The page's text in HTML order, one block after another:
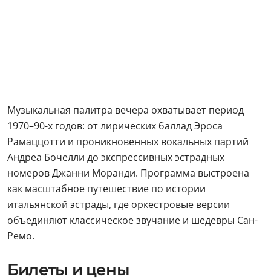
Музыкальная палитра вечера охватывает период
1970–90-х годов: от лирических баллад Эроса
Рамаццотти и проникновенных вокальных партий
Андреа Бочелли до экспрессивных эстрадных
номеров Джанни Моранди. Программа выстроена
как масштабное путешествие по истории
итальянской эстрады, где оркестровые версии
объединяют классическое звучание и шедевры Сан-
Ремо.
Билеты и цены